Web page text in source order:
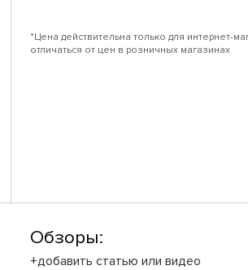
*Цена действительна только для интернет-
отличаться от цен в розничных магазинах
Обзоры:
+добавить статью или видео